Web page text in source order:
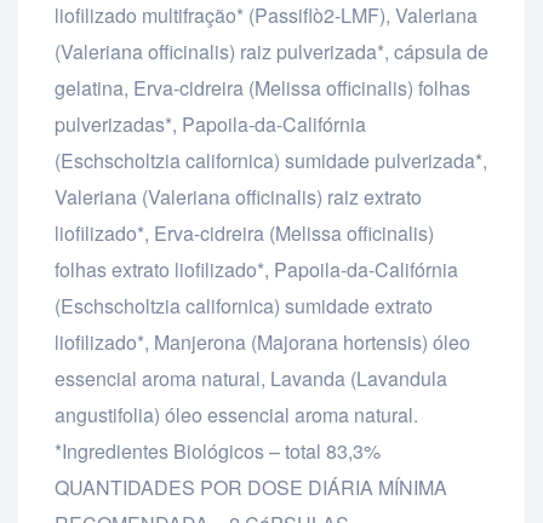
liofilizado multifração* (Passiflò2-LMF), Valeriana
(Valeriana officinalis) raiz pulverizada*, cápsula de
gelatina, Erva-cidreira (Melissa officinalis) folhas
pulverizadas*, Papoila-da-Califórnia
(Eschscholtzia californica) sumidade pulverizada*,
Valeriana (Valeriana officinalis) raiz extrato
liofilizado*, Erva-cidreira (Melissa officinalis)
folhas extrato liofilizado*, Papoila-da-Califórnia
(Eschscholtzia californica) sumidade extrato
liofilizado*, Manjerona (Majorana hortensis) óleo
essencial aroma natural, Lavanda (Lavandula
angustifolia) óleo essencial aroma natural.
*Ingredientes Biológicos – total 83,3%
QUANTIDADES POR DOSE DIÁRIA MÍNIMA